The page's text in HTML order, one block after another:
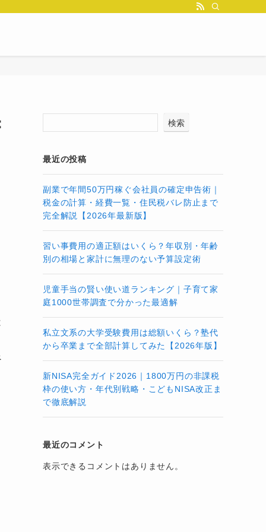
検索
最近の投稿
副業で年間50万円稼ぐ会社員の確定申告術｜
税金の計算・経費一覧・住民税バレ防止まで
完全解説【2026年最新版】
習い事費用の適正額はいくら？年収別・年齢
別の相場と家計に無理のない予算設定術
児童手当の賢い使い道ランキング｜子育て家
庭1000世帯調査で分かった最適解
私立文系の大学受験費用は総額いくら？塾代
から卒業まで全部計算してみた【2026年版】
新NISA完全ガイド2026｜1800万円の非課税
枠の使い方・年代別戦略・こどもNISA改正ま
で徹底解説
最近のコメント
表示できるコメントはありません。